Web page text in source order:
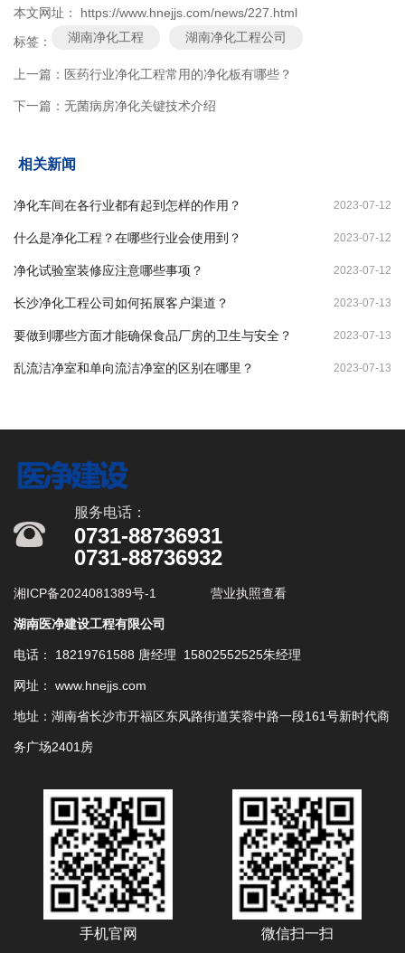
本文网址： https://www.hnejjs.com/news/227.html
标签： 湖南净化工程 湖南净化工程公司
上一篇： 医药行业净化工程常用的净化板有哪些？
下一篇： 无菌病房净化关键技术介绍
相关新闻
2023-07-12
净化车间在各行业都有起到怎样的作用？
2023-07-12
什么是净化工程？在哪些行业会使用到？
2023-07-12
净化试验室装修应注意哪些事项？
2023-07-13
长沙净化工程公司如何拓展客户渠道？
2023-07-13
要做到哪些方面才能确保食品厂房的卫生与安全？
2023-07-13
乱流洁净室和单向流洁净室的区别在哪里？
服务电话：
0731-88736931
0731-88736932
湘ICP备2024081389号-1 营业执照查看
湖南医净建设工程有限公司
电话： 18219761588 唐经理 15802552525朱经理
网址： www.hnejjs.com
地址：湖南省长沙市开福区东风路街道芙蓉中路一段161号新时代商
务广场2401房
手机官网 微信扫一扫